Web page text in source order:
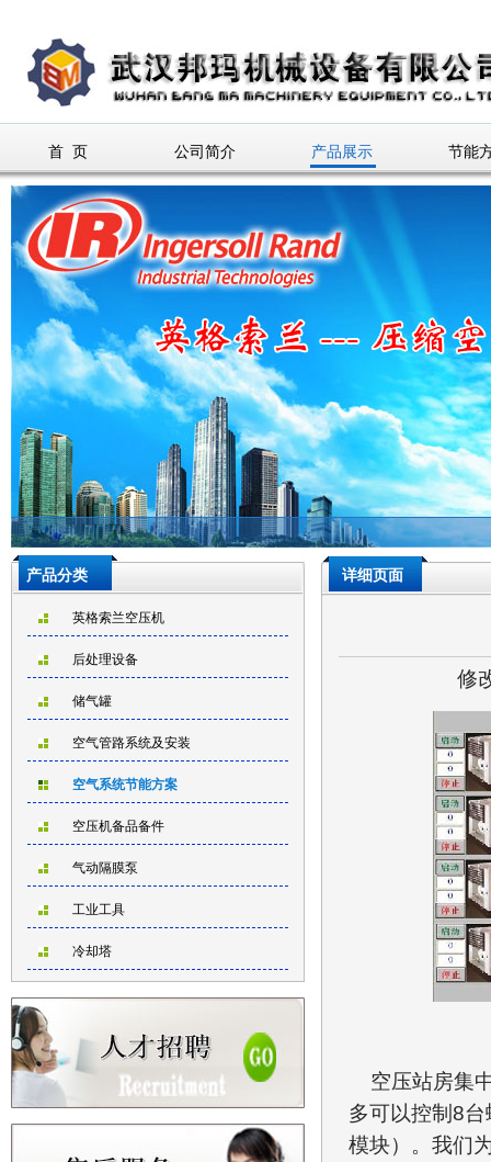
首 页 公司简介 产品展示 节能
产品分类
英格索兰空压机
后处理设备
储气罐
空气管路系统及安装
空气系统节能方案
空压机备品备件
气动隔膜泵
工业工具
冷却塔
详细页面
修
空压站房集
多可以控制8
模块）。我们